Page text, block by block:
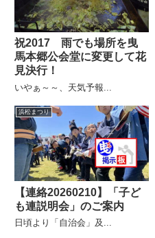
祝2017 雨でも場所を曳
馬本郷公会堂に変更して花
見決行！
いやぁ～～、天気予報...
浜松まつり
【連絡20260210】「子ど
も連説明会」のご案内
日頃より「自治会」及...